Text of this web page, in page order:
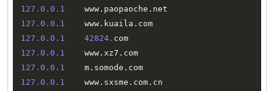
127.0 .0 .1
    www
. paopaoche .
127.0 .0 .1
    www
. kuaila .
127.0 .0 .1 42824.
127.0 .0 .1
    www
. xz7 .
127.0 .0 .1
    m
. somode .
127.0 .0 .1
    www
. sxsme . com .